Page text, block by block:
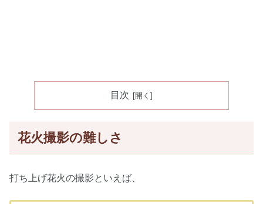
目次
花火撮影の難しさ
打ち上げ花火の撮影といえば、